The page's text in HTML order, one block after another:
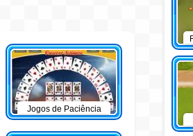
Jogos de Paciência